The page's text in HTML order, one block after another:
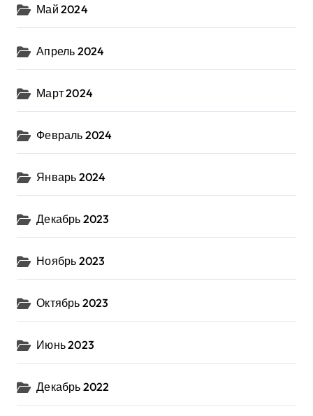
Май 2024
Апрель 2024
Март 2024
Февраль 2024
Январь 2024
Декабрь 2023
Ноябрь 2023
Октябрь 2023
Июнь 2023
Декабрь 2022